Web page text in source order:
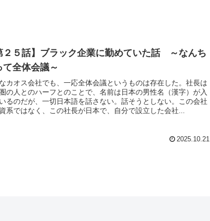
２５話】ブラック企業に勤めていた話 ～なんち
て全体会議～
カオス会社でも、一応全体会議というものは存在した。社長は
の人とのハーフとのことで、名前は日本の男性名（漢字）が入
るのだが、一切日本語を話さない。話そうとしない。この会社
系ではなく、この社長が日本で、自分で設立した会社...
2025.10.21